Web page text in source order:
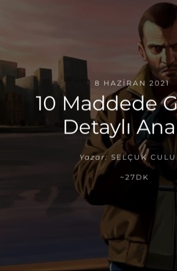
8 HAZIRAN 2021
10 Maddede
Detaylı
Yazar: SELÇUK
~27DK